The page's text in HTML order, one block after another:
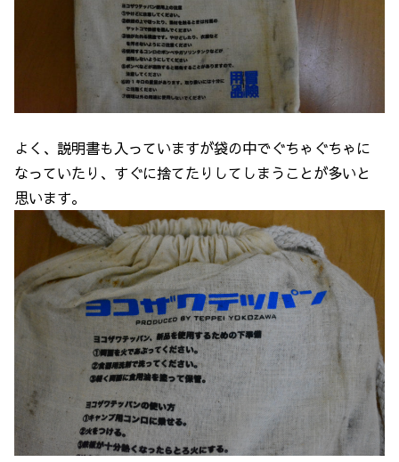
よく、説明書も入っていますが袋の中でぐちゃぐちゃに
なっていたり、すぐに捨てたりしてしまうことが多いと
思います。